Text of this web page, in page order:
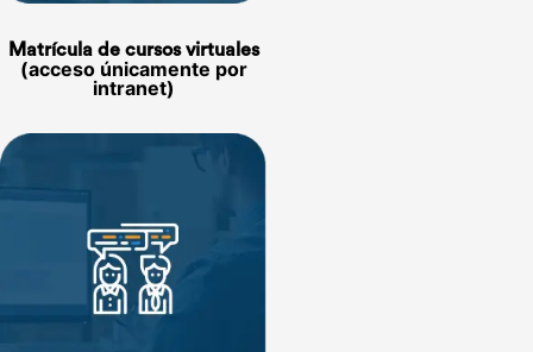
Matrícula de cursos virtuales
(acceso únicamente por
intranet)